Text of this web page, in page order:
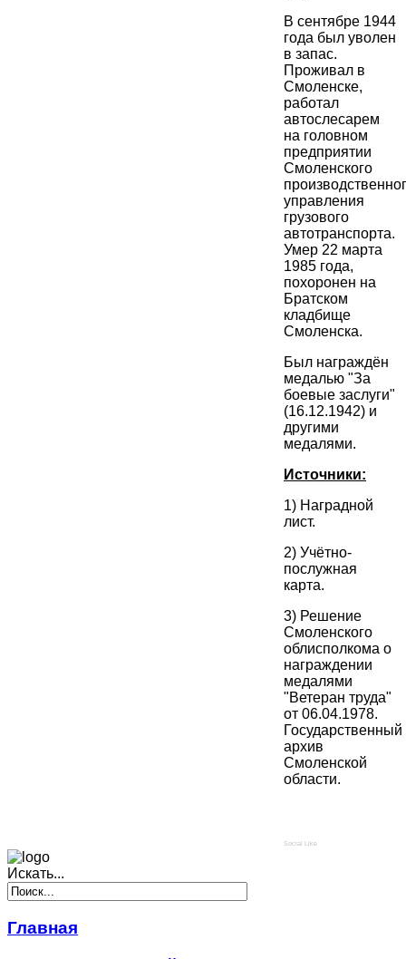
В сентябре 1944
года был уволен
в запас.
Проживал в
Смоленске,
работал
автослесарем
на головном
предприятии
Смоленского
управления
грузового
автотранспорта.
Умер 22 марта
1985 года,
похоронен на
Братском
кладбище
Смоленска.
Был награждён
медалью "За
боевые заслуги"
(16.12.1942) и
другими
медалями.
Источники:
1) Наградной
лист.
2) Учётно-
послужная
карта.
3) Решение
Смоленского
облисполкома о
награждении
медалями
"Ветеран труда"
от 06.04.1978.
Государственный
архив
Смоленской
области.
Social Like
Искать...
Главная